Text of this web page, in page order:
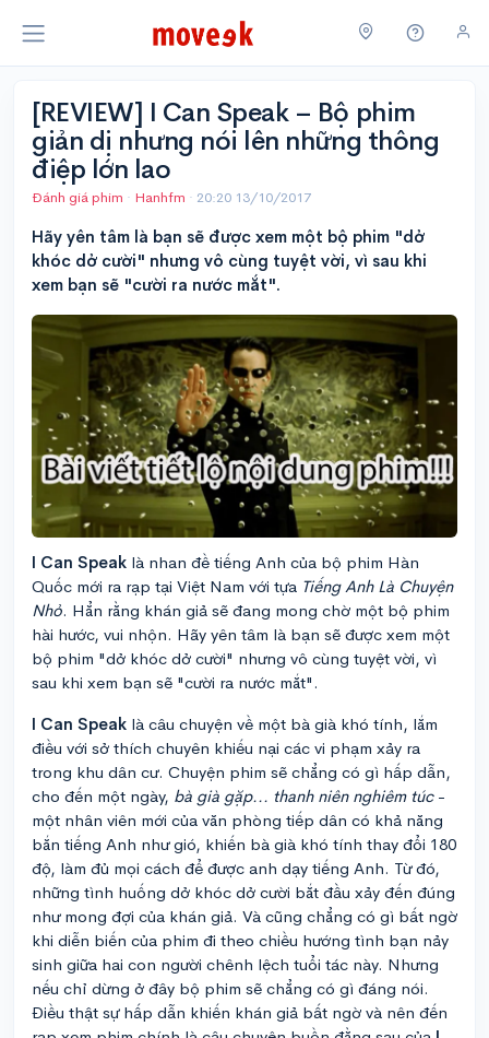
[REVIEW] I Can Speak – Bộ phim
giản dị nhưng nói lên những thông
điệp lớn lao
Đánh giá phim · Hanhfm · 20:20 13/10/2017
Hãy yên tâm là bạn sẽ được xem một bộ phim "dở
khóc dở cười" nhưng vô cùng tuyệt vời, vì sau khi
xem bạn sẽ "cười ra nước mắt".
I Can Speak là nhan đề tiếng Anh của bộ phim Hàn
Quốc mới ra rạp tại Việt Nam với tựa Tiếng Anh Là Chuyện
Nhỏ. Hẳn rằng khán giả sẽ đang mong chờ một bộ phim
hài hước, vui nhộn. Hãy yên tâm là bạn sẽ được xem một
bộ phim "dở khóc dở cười" nhưng vô cùng tuyệt vời, vì
sau khi xem bạn sẽ "cười ra nước mắt".
I Can Speak là câu chuyện về một bà già khó tính, lắm
điều với sở thích chuyên khiếu nại các vi phạm xảy ra
trong khu dân cư. Chuyện phim sẽ chẳng có gì hấp dẫn,
cho đến một ngày, bà già gặp... thanh niên nghiêm túc-
một nhân viên mới của văn phòng tiếp dân có khả năng
bắn tiếng Anh như gió, khiến bà già khó tính thay đổi 180
độ, làm đủ mọi cách để được anh dạy tiếng Anh. Từ đó,
những tình huống dở khóc dở cười bắt đầu xảy đến đúng
như mong đợi của khán giả. Và cũng chẳng có gì bất ngờ
khi diễn biến của phim đi theo chiều hướng tình bạn nảy
sinh giữa hai con người chênh lệch tuổi tác này. Nhưng
nếu chỉ dừng ở đây bộ phim sẽ chẳng có gì đáng nói.
Điều thật sự hấp dẫn khiến khán giả bất ngờ và nên đến